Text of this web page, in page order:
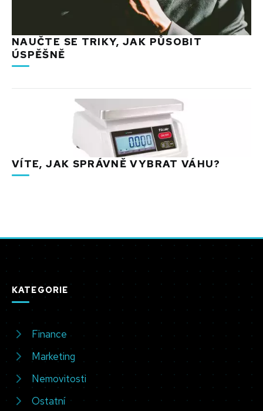
NAUČTE SE TRIKY, JAK PŮSOBIT
ÚSPĚŠNĚ
VÍTE, JAK SPRÁVNĚ VYBRAT VÁHU?
KATEGORIE
Finance
Marketing
Nemovitosti
Ostatní